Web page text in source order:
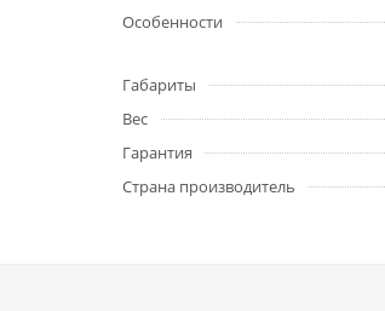
Особенности
Габариты
Вес
Гарантия
Страна производитель